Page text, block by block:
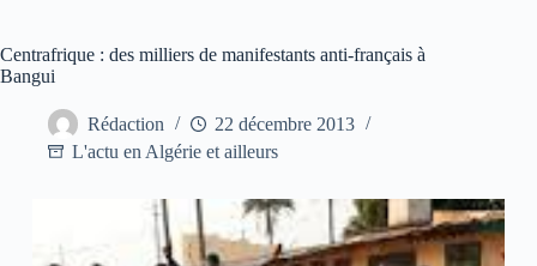
Centrafrique : des milliers de manifestants anti-français à
Bangui
Rédaction
22 décembre 2013
L'actu en Algérie et ailleurs